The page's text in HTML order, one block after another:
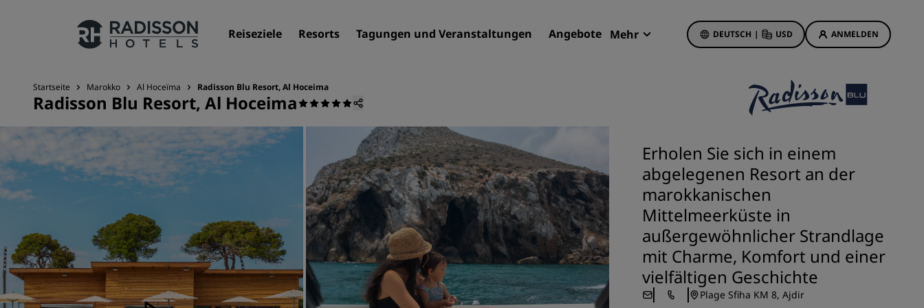
Reiseziele Resorts Tagungen und Veranstaltungen Angebote Mehr DEUTSCH | USD ANMELDEN
Unsere Marken
Marken von Radisson Hotels
Reiseziele
Resorts
Serviced Apartments
Flughafenhotels
Neue und geplante Hotels
Tagungen und
Veranstaltungen
Entdecken Sie Radisson Meetings
Hotelangebote
Bonus für die erste Buchung
Deals of the Day
Im Voraus buchen
Unsere Angebote anzeigen
Reisevorschläge
Familienfreundliche Hotels
Startseite Marokko Al Hoceïma Radisson Blu Resort, Al Hoceima
Radisson Blu Resort, Al Hoceima
Erholen Sie sich in einem
abgelegenen Resort an der
marokkanischen
Mittelmeerküste in
außergewöhnlicher Strandlage
mit Charme, Komfort und einer
vielfältigen Geschichte
Plage Sfiha KM 8, Ajdir